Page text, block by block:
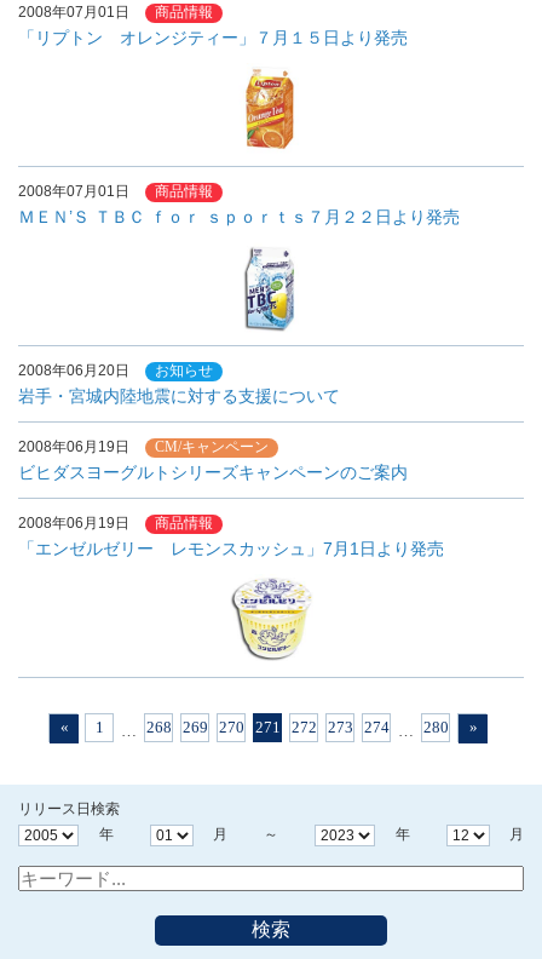
2008年07月01日 商品情報
「リプトン オレンジティー」７月１５日より発売
2008年07月01日 商品情報
ＭＥＮ’Ｓ ＴＢＣ ｆｏｒ ｓｐｏｒｔｓ７月２２日より発売
2008年06月20日 お知らせ
岩手・宮城内陸地震に対する支援について
2008年06月19日 CM/キャンペーン
ビヒダスヨーグルトシリーズキャンペーンのご案内
2008年06月19日 商品情報
「エンゼルゼリー レモンスカッシュ」7月1日より発売
« 1 … 268 269 270 271 272 273 274 … 280 »
リリース日検索
年
月 ～ 年 月
検索